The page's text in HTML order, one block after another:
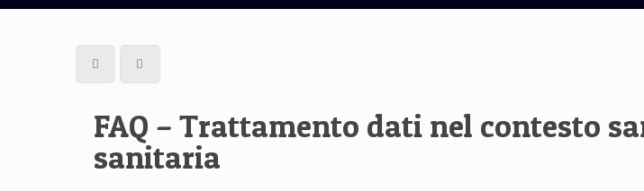
FAQ – Trattamento dati nel contesto
sanitaria